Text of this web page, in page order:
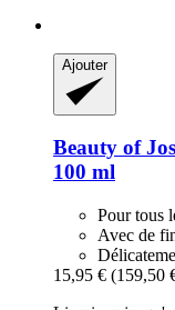
Ajouter
Beauty of
100 ml
Pour tous
Avec de
15,95 € (159,50